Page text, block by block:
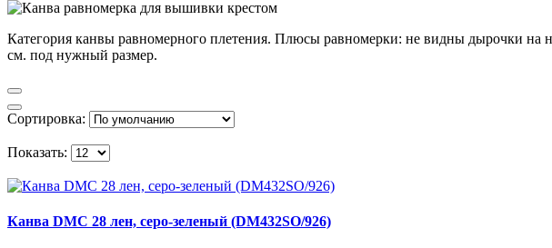
Категория канвы равномерного плетения. Плюсы равномерки: не видны дырочки на
см. под нужный размер.
Сортировка:
Показать:
Канва DMC 28 лен, серо-зеленый (DM432SO/926)